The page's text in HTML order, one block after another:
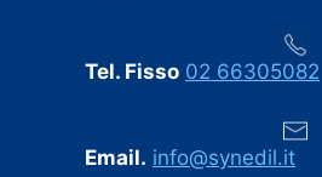
Tel. Fisso 02 66305082
Email. info@synedil.it